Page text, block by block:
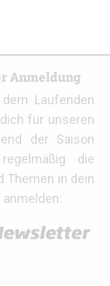
Anmeldung
Laufenden
für unseren
der Saison
die
Themen in dein